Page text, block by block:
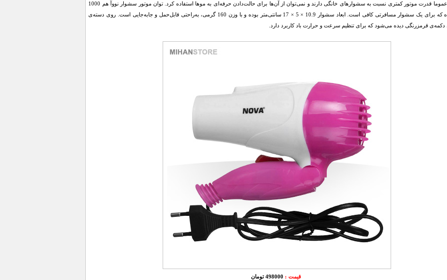
هستند، عموما قدرت موتور کمتری نسبت به سشوارهای خانگی دارند و نمی‌توان از آن‌ها برای حالت‌دادن حرفه‌ای به موها استفاده کرد. توان موتور سشوار نووآ هم 1000
وات بوده که برای یک سشوار مسافرتی کافی است. ابعاد سشوار 10.9 × 5 × 17 سانتی‌متر بوده و با وزن 160 گرمی، به‌راحتی قابل‌حمل و جابه‌جایی است. روی دسته‌ی
قرمزرنگی دیده می‌شود که برای تنظیم سرعت و حرارت باد کاربرد دارد.
قیمت : 498000 تومان